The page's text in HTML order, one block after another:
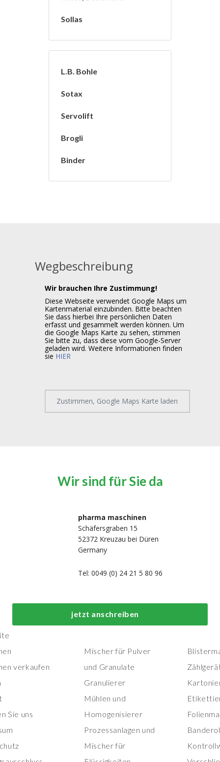
Sollas
L.B. Bohle
Sotax
Servolift
Brogli
Binder
Wir sind für Sie da
pharma maschinen
Schäfersgraben 15
52372 Kreuzau bei Düren
Germany
Tel: 0049 (0) 24 21 5 80 96
jetzt anschreiben
Wegbeschreibung
Wir brauchen Ihre Zustimmung!
Diese Webseite verwendet Google Maps um
Kartenmaterial einzubinden. Bitte beachten
Sie dass hierbei Ihre persönlichen Daten
erfasst und gesammelt werden können. Um
die Google Maps Karte zu sehen, stimmen
Sie bitte zu, dass diese vom Google-Server
geladen wird. Weitere Informationen finden
sie HIER
Zustimmen, Google Maps Karte laden
verkaufen
Sie uns
Top-Prozess- und
Herstellungsmaschinen
Mischer für Pulver
und Granulate
Granulierer
Mühlen und
Homogenisierer
Prozessanlagen und
Mischer für